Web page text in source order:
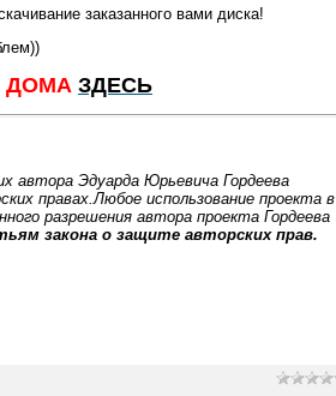
заказанного вами диска!
ДОМА ЗДЕСЬ
Эдуарда Юрьевича Гордеева
правах.Любое использование проекта в
разрешения автора проекта Гордеева
закона о защите авторских прав.